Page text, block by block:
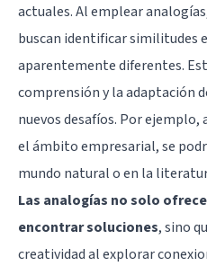
actuales. Al emplear
buscan identificar similitudes
aparentemente diferentes.
comprensión y la adaptación
nuevos desafíos. Por
el ámbito empresarial, se
mundo natural o en la
Las analogías no solo
encontrar soluciones, sino
creatividad al explorar